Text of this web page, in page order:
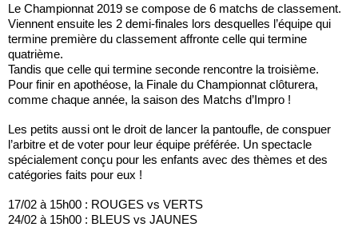
Le Championnat 2019 se compose de 6 matchs de classement.
Viennent ensuite les 2 demi-finales lors desquelles l’équipe qui
termine première du classement affronte celle qui termine
quatrième.
Tandis que celle qui termine seconde rencontre la troisième.
Pour finir en apothéose, la Finale du Championnat clôturera,
comme chaque année, la saison des Matchs d’Impro !
Les petits aussi ont le droit de lancer la pantoufle, de conspuer
l’arbitre et de voter pour leur équipe préférée. Un spectacle
spécialement conçu pour les enfants avec des thèmes et des
catégories faits pour eux !
17/02 à 15h00 : ROUGES vs VERTS
24/02 à 15h00 : BLEUS vs JAUNES